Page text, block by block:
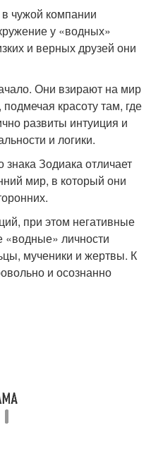
чужой компании
у «водных»
и верных друзей они
Они взирают на мир
красоту там, где
развиты интуиция и
и логики.
Зодиака отличает
мир, в который они
при этом негативные
«водные» личности
мученики и жертвы. К
и осознанно